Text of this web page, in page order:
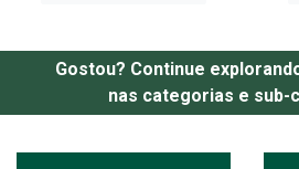
Gostou? Continue
nas categorias e sub-